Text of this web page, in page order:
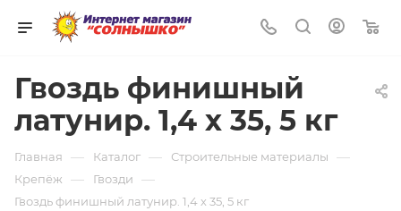
Гвоздь финишный
латунир. 1,4 х 35, 5 кг
Главная — Каталог — Строительные материалы —
Крепёж — Гвозди —
Гвоздь финишный латунир. 1,4 х 35, 5 кг